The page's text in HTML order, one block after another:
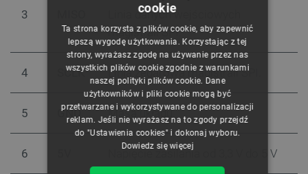
3
Linia danych wejściowych
magistrali SPI.
4 SCLK Linia zegarowa magistrali SPI.
5 GND Masa układu.
6 Napięcie zasilania od 3,3 V do 5 V
CZECH
ENGLISH
GERMAN
cookie
Ta strona korzysta z plików cookie, aby zapewnić
lepszą wygodę użytkowania. Korzystając z tej
strony, wyrażasz zgodę na używanie przez nas
wszystkich plików cookie zgodnie z warunkami
naszej polityki plików cookie. Dane
użytkowników i pliki cookie mogą być
przetwarzane i wykorzystywane do personalizacji
reklam. Jeśli nie wyrażasz na to zgody przejdź
do "Ustawienia cookies" i dokonaj wyboru.
Dowiedz się więcej